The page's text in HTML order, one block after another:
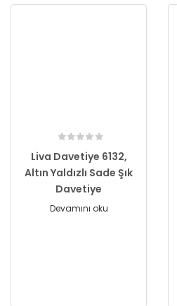
Liva Davetiye 6132,
Altın Yaldızlı Sade Şık
Davetiye
Devamını oku